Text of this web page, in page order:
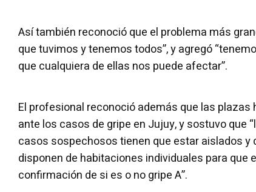
Así también reconoció que el problema más
que tuvimos y tenemos todos”, y agregó
que cualquiera de ellas nos puede afectar”.
El profesional reconoció además que las
ante los casos de gripe en Jujuy, y sostuvo que
casos sospechosos tienen que estar aislados y
disponen de habitaciones individuales para que
confirmación de si es o no gripe A”.